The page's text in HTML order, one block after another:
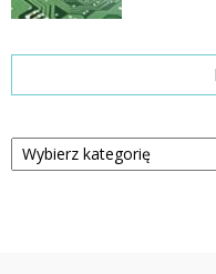
Kategorie